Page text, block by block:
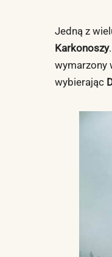
Jedną z
Karkonoszy
wymarzony
wybierając